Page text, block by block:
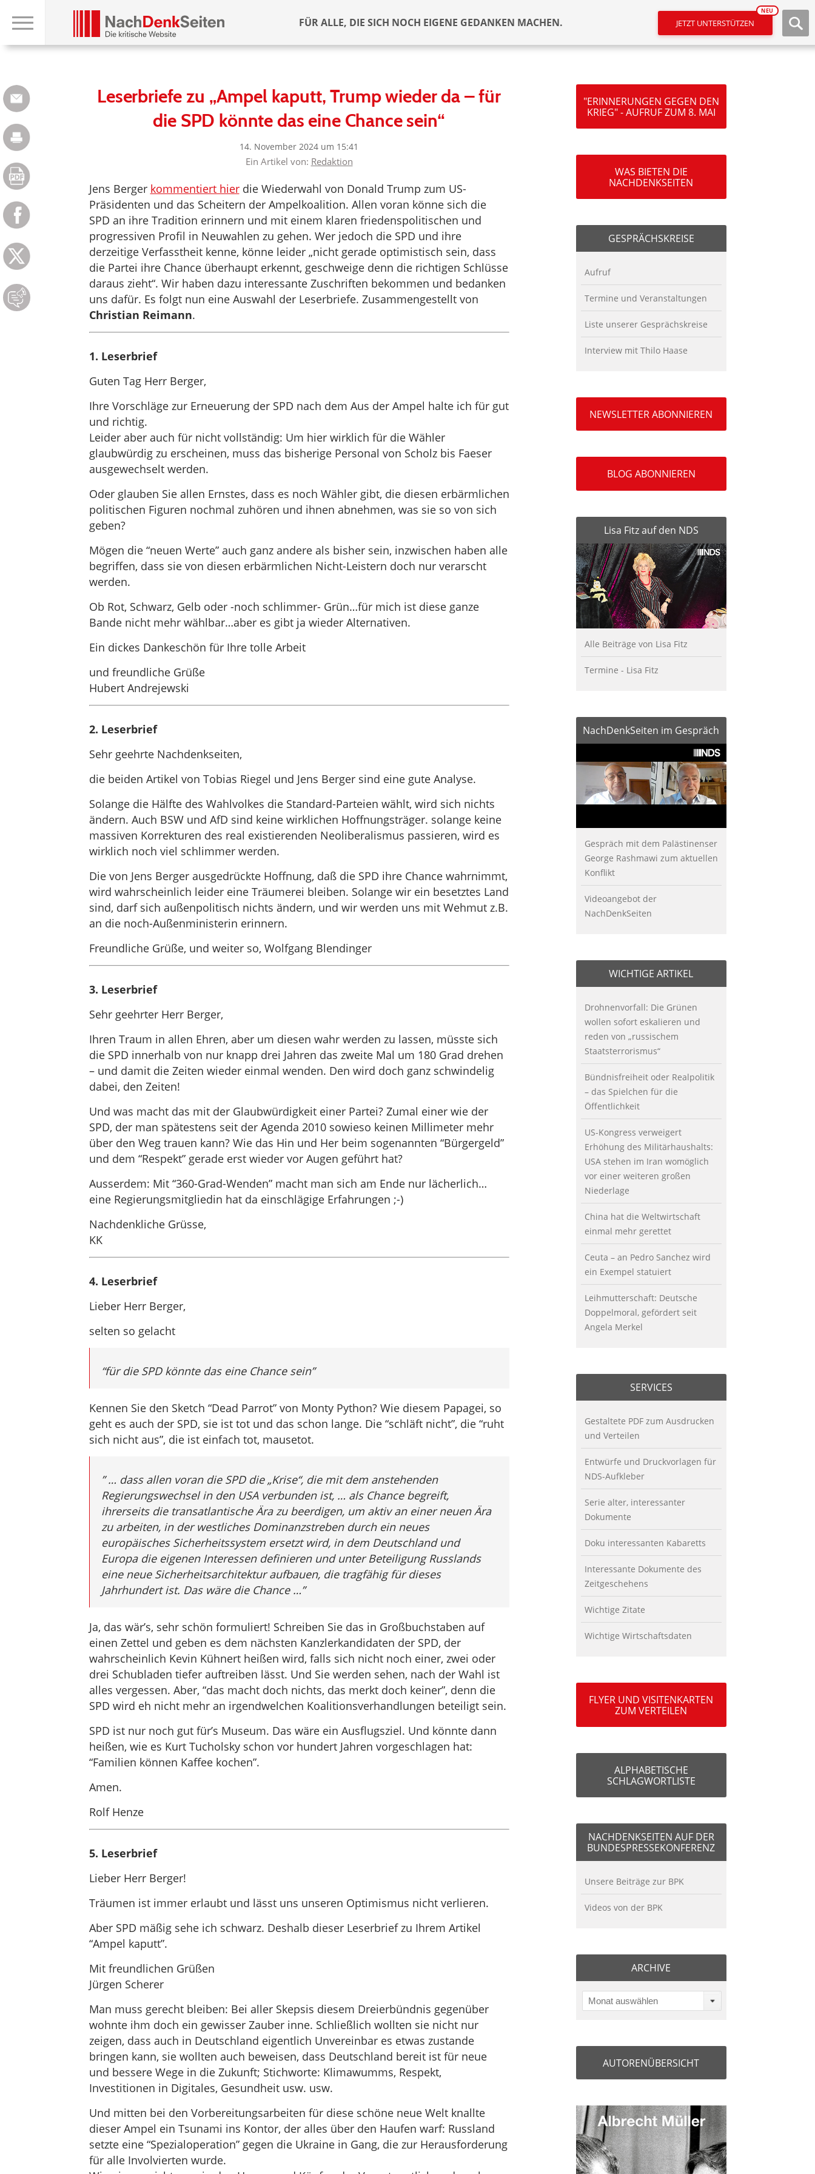
FÜR ALLE, DIE SICH NOCH EIGENE GEDANKEN MACHEN. JETZT UNTERSTÜTZEN
NEU
Leserbriefe zu „Ampel kaputt, Trump wieder da – für
die SPD könnte das eine Chance sein“
14. November 2024 um 15:41
Ein Artikel von: Redaktion
Jens Berger kommentiert hierdie Wiederwahl von Donald Trump zum US-
Präsidenten und das Scheitern der Ampelkoalition. Allen voran könne sich die
SPD an ihre Tradition erinnern und mit einem klaren friedenspolitischen und
progressiven Profil in Neuwahlen zu gehen. Wer jedoch die SPD und ihre
derzeitige Verfasstheit kenne, könne leider „nicht gerade optimistisch sein, dass
die Partei ihre Chance überhaupt erkennt, geschweige denn die richtigen Schlüsse
daraus zieht“. Wir haben dazu interessante Zuschriften bekommen und bedanken
uns dafür. Es folgt nun eine Auswahl der Leserbriefe. Zusammengestellt von
Christian Reimann.
1. Leserbrief
Guten Tag Herr Berger,
Ihre Vorschläge zur Erneuerung der SPD nach dem Aus der Ampel halte ich für gut
und richtig.
Leider aber auch für nicht vollständig: Um hier wirklich für die Wähler
glaubwürdig zu erscheinen, muss das bisherige Personal von Scholz bis Faeser
ausgewechselt werden.
Oder glauben Sie allen Ernstes, dass es noch Wähler gibt, die diesen erbärmlichen
politischen Figuren nochmal zuhören und ihnen abnehmen, was sie so von sich
geben?
Mögen die “neuen Werte” auch ganz andere als bisher sein, inzwischen haben alle
begriffen, dass sie von diesen erbärmlichen Nicht-Leistern doch nur verarscht
werden.
Ob Rot, Schwarz, Gelb oder -noch schlimmer- Grün…für mich ist diese ganze
Bande nicht mehr wählbar…aber es gibt ja wieder Alternativen.
Ein dickes Dankeschön für Ihre tolle Arbeit
und freundliche Grüße
Hubert Andrejewski
2. Leserbrief
Sehr geehrte Nachdenkseiten,
die beiden Artikel von Tobias Riegel und Jens Berger sind eine gute Analyse.
Solange die Hälfte des Wahlvolkes die Standard-Parteien wählt, wird sich nichts
ändern. Auch BSW und AfD sind keine wirklichen Hoffnungsträger. solange keine
massiven Korrekturen des real existierenden Neoliberalismus passieren, wird es
wirklich noch viel schlimmer werden.
Die von Jens Berger ausgedrückte Hoffnung, daß die SPD ihre Chance wahrnimmt,
wird wahrscheinlich leider eine Träumerei bleiben. Solange wir ein besetztes Land
sind, darf sich außenpolitisch nichts ändern, und wir werden uns mit Wehmut z.B.
an die noch-Außenministerin erinnern.
Freundliche Grüße, und weiter so, Wolfgang Blendinger
3. Leserbrief
Sehr geehrter Herr Berger,
Ihren Traum in allen Ehren, aber um diesen wahr werden zu lassen, müsste sich
die SPD innerhalb von nur knapp drei Jahren das zweite Mal um 180 Grad drehen
– und damit die Zeiten wieder einmal wenden. Den wird doch ganz schwindelig
dabei, den Zeiten!
Und was macht das mit der Glaubwürdigkeit einer Partei? Zumal einer wie der
SPD, der man spätestens seit der Agenda 2010 sowieso keinen Millimeter mehr
über den Weg trauen kann? Wie das Hin und Her beim sogenannten “Bürgergeld”
und dem “Respekt” gerade erst wieder vor Augen geführt hat?
Ausserdem: Mit “360-Grad-Wenden” macht man sich am Ende nur lächerlich…
eine Regierungsmitgliedin hat da einschlägige Erfahrungen ;-)
Nachdenkliche Grüsse,
KK
4. Leserbrief
Lieber Herr Berger,
selten so gelacht
“für die SPD könnte das eine Chance sein”
Kennen Sie den Sketch “Dead Parrot” von Monty Python? Wie diesem Papagei, so
geht es auch der SPD, sie ist tot und das schon lange. Die “schläft nicht”, die “ruht
sich nicht aus”, die ist einfach tot, mausetot.
” … dass allen voran die SPD die „Krise“, die mit dem anstehenden
Regierungswechsel in den USA verbunden ist, … als Chance begreift,
ihrerseits die transatlantische Ära zu beerdigen, um aktiv an einer neuen Ära
zu arbeiten, in der westliches Dominanzstreben durch ein neues
europäisches Sicherheitssystem ersetzt wird, in dem Deutschland und
Europa die eigenen Interessen definieren und unter Beteiligung Russlands
eine neue Sicherheitsarchitektur aufbauen, die tragfähig für dieses
Jahrhundert ist. Das wäre die Chance …”
Ja, das wär’s, sehr schön formuliert! Schreiben Sie das in Großbuchstaben auf
einen Zettel und geben es dem nächsten Kanzlerkandidaten der SPD, der
wahrscheinlich Kevin Kühnert heißen wird, falls sich nicht noch einer, zwei oder
drei Schubladen tiefer auftreiben lässt. Und Sie werden sehen, nach der Wahl ist
alles vergessen. Aber, “das macht doch nichts, das merkt doch keiner”, denn die
SPD wird eh nicht mehr an irgendwelchen Koalitionsverhandlungen beteiligt sein.
SPD ist nur noch gut für’s Museum. Das wäre ein Ausflugsziel. Und könnte dann
heißen, wie es Kurt Tucholsky schon vor hundert Jahren vorgeschlagen hat:
“Familien können Kaffee kochen”.
Amen.
Rolf Henze
5. Leserbrief
Lieber Herr Berger!
Träumen ist immer erlaubt und lässt uns unseren Optimismus nicht verlieren.
Aber SPD mäßig sehe ich schwarz. Deshalb dieser Leserbrief zu Ihrem Artikel
“Ampel kaputt”.
Mit freundlichen Grüßen
Jürgen Scherer
Man muss gerecht bleiben: Bei aller Skepsis diesem Dreierbündnis gegenüber
wohnte ihm doch ein gewisser Zauber inne. Schließlich wollten sie nicht nur
zeigen, dass auch in Deutschland eigentlich Unvereinbar es etwas zustande
bringen kann, sie wollten auch beweisen, dass Deutschland bereit ist für neue
und bessere Wege in die Zukunft; Stichworte: Klimawumms, Respekt,
Investitionen in Digitales, Gesundheit usw. usw.
Und mitten bei den Vorbereitungsarbeiten für diese schöne neue Welt knallte
dieser Ampel ein Tsunami ins Kontor, der alles über den Haufen warf: Russland
setzte eine “Spezialoperation” gegen die Ukraine in Gang, die zur Herausforderung
für alle Involvierten wurde.
"ERINNERUNGEN GEGEN DEN
KRIEG" - AUFRUF ZUM 8. MAI
WAS BIETEN DIE
NACHDENKSEITEN
GESPRÄCHSKREISE
Aufruf
Termine und Veranstaltungen
Liste unserer Gesprächskreise
Interview mit Thilo Haase
NEWSLETTER ABONNIEREN
BLOG ABONNIEREN
Lisa Fitz auf den NDS
Alle Beiträge von Lisa Fitz
Termine - Lisa Fitz
NachDenkSeiten im Gespräch
Gespräch mit dem Palästinenser
George Rashmawi zum aktuellen
Konflikt
Videoangebot der
NachDenkSeiten
WICHTIGE ARTIKEL
Drohnenvorfall: Die Grünen
wollen sofort eskalieren und
reden von „russischem
Staatsterrorismus“
Bündnisfreiheit oder Realpolitik
– das Spielchen für die
Öffentlichkeit
US-Kongress verweigert
Erhöhung des Militärhaushalts:
USA stehen im Iran womöglich
vor einer weiteren großen
Niederlage
China hat die Weltwirtschaft
einmal mehr gerettet
Ceuta – an Pedro Sanchez wird
ein Exempel statuiert
Leihmutterschaft: Deutsche
Doppelmoral, gefördert seit
Angela Merkel
SERVICES
Gestaltete PDF zum Ausdrucken
und Verteilen
Entwürfe und Druckvorlagen für
NDS-Aufkleber
Serie alter, interessanter
Dokumente
Doku interessanten Kabaretts
Interessante Dokumente des
Zeitgeschehens
Wichtige Zitate
Wichtige Wirtschaftsdaten
FLYER UND VISITENKARTEN
ZUM VERTEILEN
ALPHABETISCHE
SCHLAGWORTLISTE
NACHDENKSEITEN AUF DER
BUNDESPRESSEKONFERENZ
Unsere Beiträge zur BPK
Videos von der BPK
ARCHIVE
Monat auswählen
AUTORENÜBERSICHT